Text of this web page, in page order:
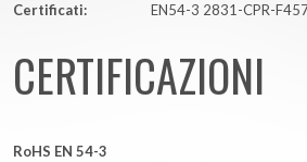
Certificati:
EN54-3 2831-CPR-
CERTIFICAZIONI
RoHS EN 54-3